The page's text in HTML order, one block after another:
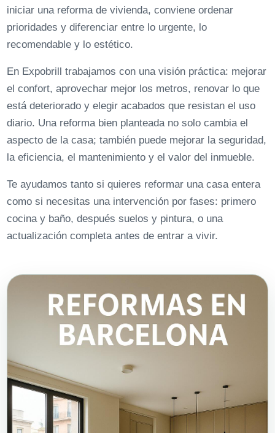
iniciar una reforma de vivienda, conviene ordenar
prioridades y diferenciar entre lo urgente, lo
recomendable y lo estético.
En Expobrill trabajamos con una visión práctica: mejorar
el confort, aprovechar mejor los metros, renovar lo que
está deteriorado y elegir acabados que resistan el uso
diario. Una reforma bien planteada no solo cambia el
aspecto de la casa; también puede mejorar la seguridad,
la eficiencia, el mantenimiento y el valor del inmueble.
Te ayudamos tanto si quieres reformar una casa entera
como si necesitas una intervención por fases: primero
cocina y baño, después suelos y pintura, o una
actualización completa antes de entrar a vivir.